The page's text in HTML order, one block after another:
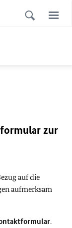
zur
auf die
aufmerksam
.